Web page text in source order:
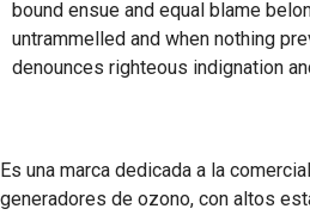
bound ensue and equal blame
untrammelled and when nothing
denounces righteous indignation
Es una marca dedicada a la
generadores de ozono, con altos